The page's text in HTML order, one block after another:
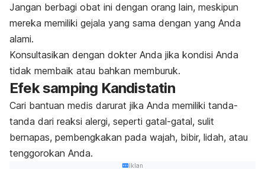
Jangan berbagi obat ini dengan orang lain, meskipun
mereka memiliki gejala yang sama dengan yang Anda
alami.
Konsultasikan dengan dokter Anda jika kondisi Anda
tidak membaik atau bahkan memburuk.
Efek samping Kandistatin
Cari bantuan medis darurat jika Anda memiliki tanda-
tanda dari reaksi alergi, seperti gatal-gatal, sulit
bernapas, pembengkakan pada wajah, bibir, lidah, atau
tenggorokan Anda.
Iklan